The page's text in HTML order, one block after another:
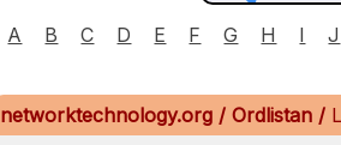
A B C D E F G H I J
networktechnology.org / Ordlistan /